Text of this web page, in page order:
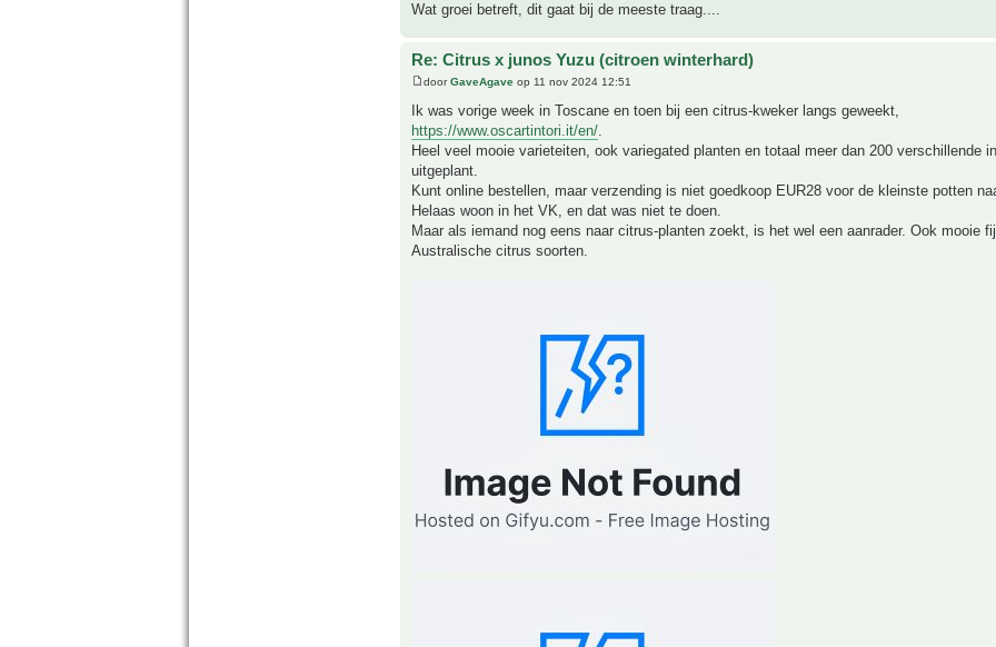
Wat groei betreft, dit gaat bij de meeste traag....
Re: Citrus x junos Yuzu (citroen winterhard)
doorGaveAgave op 11 nov 2024 12:51
Ik was vorige week in Toscane en toen bij een citrus-kweker langs geweekt,
https://www.oscartintori.it/en/
Heel veel mooie varieteiten, ook variegated planten en totaal meer dan 200 verschillende
uitgeplant.
Kunt online bestellen, maar verzending is niet goedkoop EUR28 voor de kleinste potten
Helaas woon in het VK, en dat was niet te doen.
Maar als iemand nog eens naar citrus-planten zoekt, is het wel een aanrader. Ook mooie
Australische citrus soorten.